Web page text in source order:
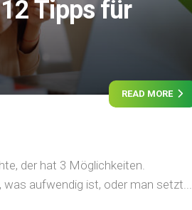
Tipps für
READ MORE
der hat 3 Möglichkeiten.
aufwendig ist, oder man setzt...